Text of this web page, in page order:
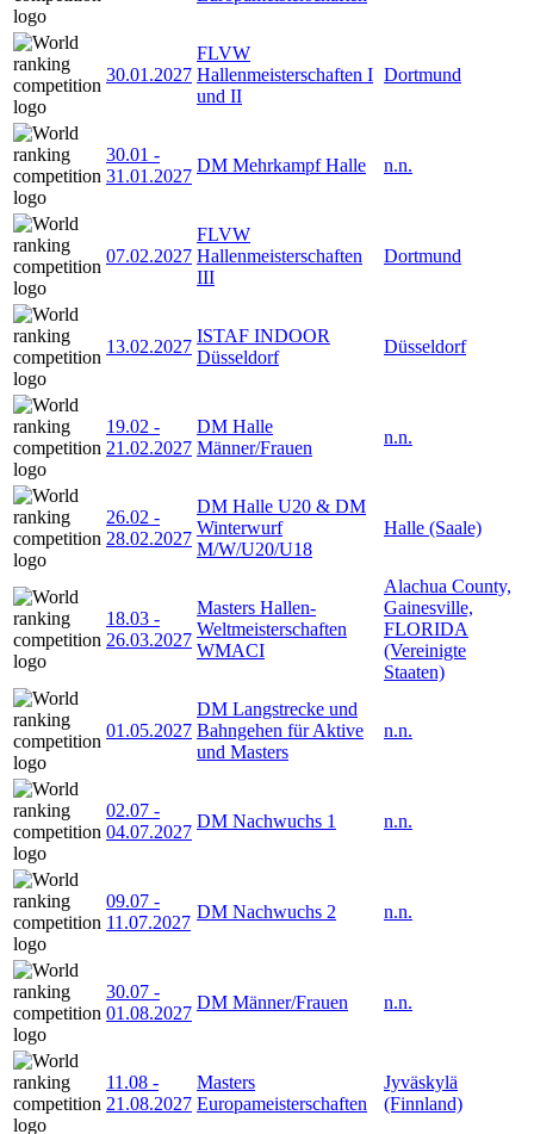
30.01.2027
FLVW
Hallenmeisterschaften I
und II
Dortmund
30.01 -
31.01.2027
DM Mehrkampf Halle n.n.
07.02.2027
FLVW
Hallenmeisterschaften
III
Dortmund
13.02.2027
ISTAF INDOOR
Düsseldorf
Düsseldorf
19.02 -
21.02.2027
DM Halle
Männer/Frauen
n.n.
26.02 -
28.02.2027
DM Halle U20 & DM
Winterwurf
M/W/U20/U18
Halle (Saale)
18.03 -
26.03.2027
Masters Hallen-
Weltmeisterschaften
WMACI
Alachua County,
Gainesville,
FLORIDA
(Vereinigte
Staaten)
01.05.2027
DM Langstrecke und
Bahngehen für Aktive
und Masters
n.n.
02.07 -
04.07.2027
DM Nachwuchs 1 n.n.
09.07 -
11.07.2027
DM Nachwuchs 2 n.n.
30.07 -
01.08.2027
DM Männer/Frauen n.n.
11.08 -
21.08.2027
Masters
Europameisterschaften
Jyväskylä
(Finnland)